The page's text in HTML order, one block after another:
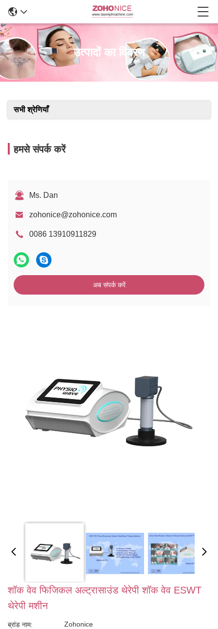
उत्पादों का विवरण
सभी श्रेणियाँ
हमसे संपर्क करें
Ms. Dan
zohonice@zohonice.com
0086 13910911829
अब संपर्क करें
शॉक वेव फिजिकल अल्ट्रासाउंड थेरेपी शॉक वेव ESWT
थेरेपी मशीन
ब्रांड नाम: Zohonice